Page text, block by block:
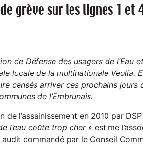
grève sur les lignes 1 et
de Défense des usagers de l’Eau
locale de la multinationale Veolia.
censés arriver ces prochains jours
de l’Embrunais.
de l’assainissement en 2010 par
l’eau coûte trop cher » estime
commandé par le Conseil